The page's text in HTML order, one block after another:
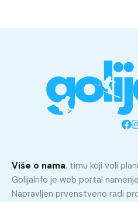
Više o nama, timu koji voli
GolijaInfo je web portal
Napravljen prvenstveno radi